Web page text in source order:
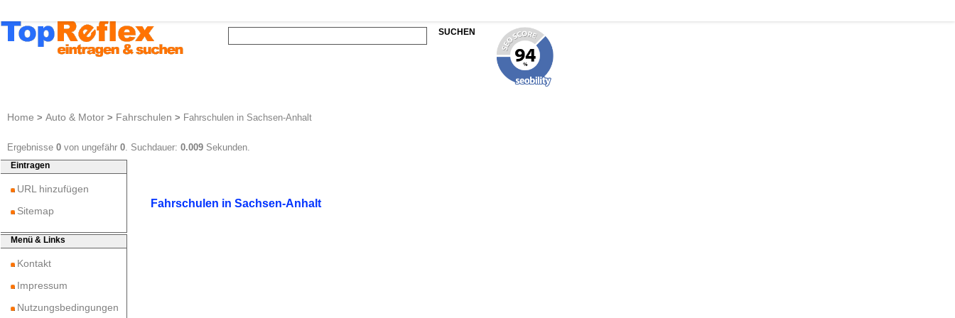
SUCHEN
Home > Auto & Motor > Fahrschulen > Fahrschulen in Sachsen-Anhalt
Ergebnisse 0 von ungefähr 0 . Suchdauer: 0.009 Sekunden.
Fahrschulen in Sachsen-Anhalt
Eintragen
URL hinzufügen
Sitemap
Menü & Links
Kontakt
Impressum
Nutzungsbedingungen